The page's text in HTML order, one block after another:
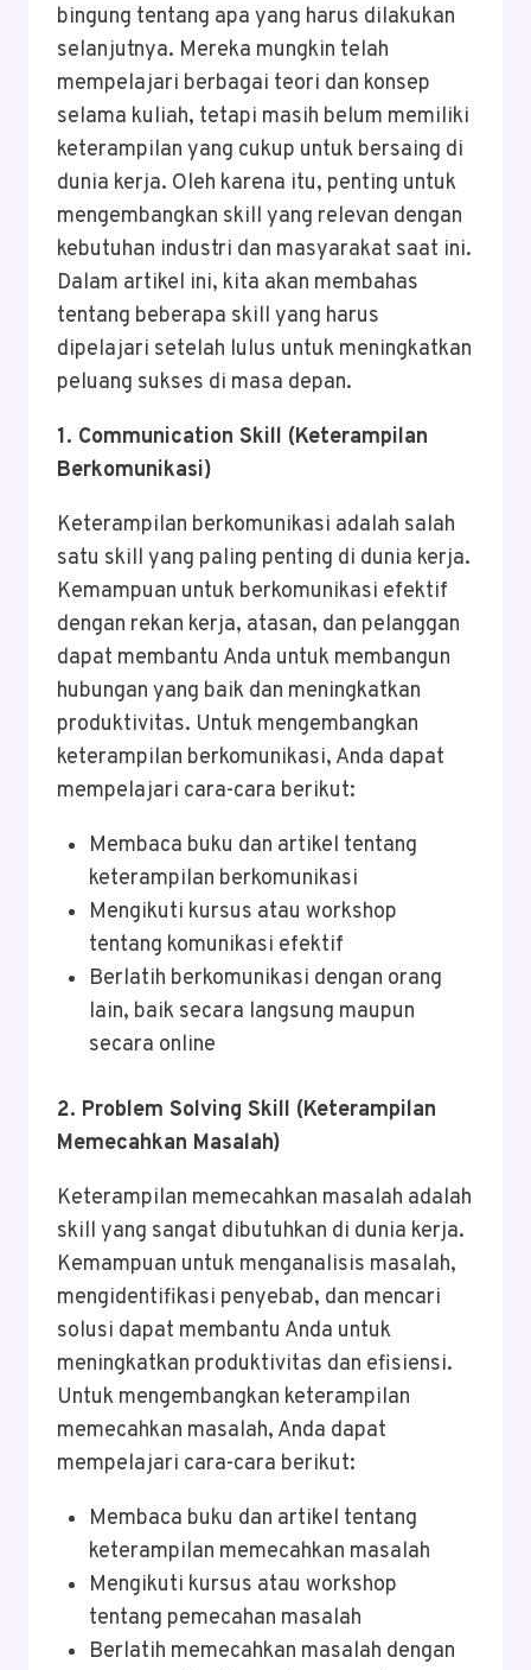
bingung tentang apa yang harus dilakukan
selanjutnya. Mereka mungkin telah
mempelajari berbagai teori dan konsep
selama kuliah, tetapi masih belum memiliki
keterampilan yang cukup untuk bersaing di
dunia kerja. Oleh karena itu, penting untuk
mengembangkan skill yang relevan dengan
kebutuhan industri dan masyarakat saat ini.
Dalam artikel ini, kita akan membahas
tentang beberapa skill yang harus
dipelajari setelah lulus untuk meningkatkan
peluang sukses di masa depan.
1. Communication Skill (Keterampilan
Berkomunikasi)
Keterampilan berkomunikasi adalah salah
satu skill yang paling penting di dunia kerja.
Kemampuan untuk berkomunikasi efektif
dengan rekan kerja, atasan, dan pelanggan
dapat membantu Anda untuk membangun
hubungan yang baik dan meningkatkan
produktivitas. Untuk mengembangkan
keterampilan berkomunikasi, Anda dapat
mempelajari cara-cara berikut:
Membaca buku dan artikel tentang
keterampilan berkomunikasi
Mengikuti kursus atau workshop
tentang komunikasi efektif
Berlatih berkomunikasi dengan orang
lain, baik secara langsung maupun
secara online
2. Problem Solving Skill (Keterampilan
Memecahkan Masalah)
Keterampilan memecahkan masalah adalah
skill yang sangat dibutuhkan di dunia kerja.
Kemampuan untuk menganalisis masalah,
mengidentifikasi penyebab, dan mencari
solusi dapat membantu Anda untuk
meningkatkan produktivitas dan efisiensi.
Untuk mengembangkan keterampilan
memecahkan masalah, Anda dapat
mempelajari cara-cara berikut:
Membaca buku dan artikel tentang
keterampilan memecahkan masalah
Mengikuti kursus atau workshop
tentang pemecahan masalah
Berlatih memecahkan masalah dengan